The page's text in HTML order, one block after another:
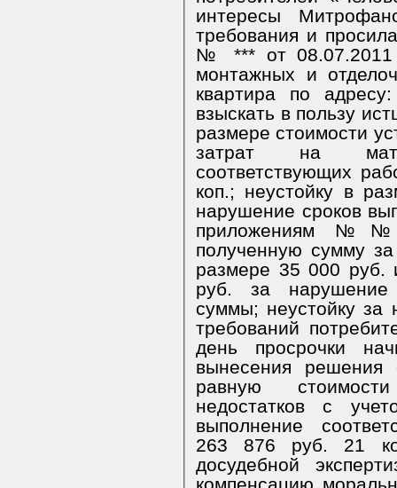
интересы
требования и
№ *** от 08.07.2011
монтажных и
квартира по
взыскать в пользу
размере стоимости
затрат на
соответствующих
коп.; неустойку в
нарушение сроков
приложениям
полученную сумму
размере 35 000 руб.
руб. за нарушение
суммы; неустойку за
требований
день просрочки
вынесения решения
равную
недостатков с
выполнение
263 876 руб. 21
досудебной